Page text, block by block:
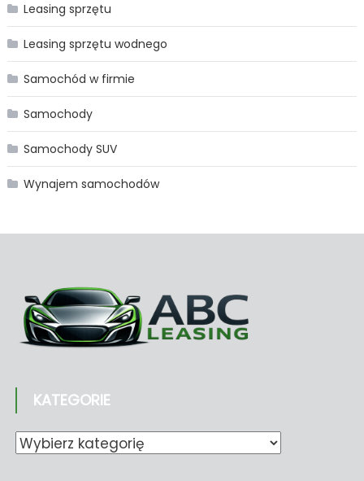
Leasing sprzętu
Leasing sprzętu wodnego
Samochód w firmie
Samochody
Samochody SUV
Wynajem samochodów
KATEGORIE
Kategorie